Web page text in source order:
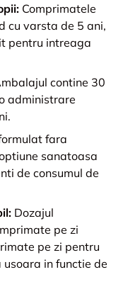
Comprimatele
cu varsta de 5 ani,
pentru intreaga
contine 30
administrare
fara
sanatoasa
de consumul de
Dozajul
pe zi
pe zi pentru
in functie de